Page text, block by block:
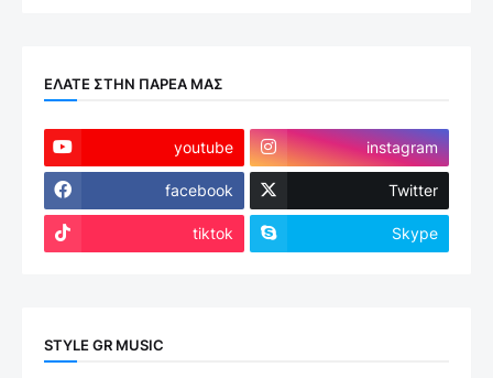
ΕΛΑΤΕ ΣΤΗΝ ΠΑΡΕΑ ΜΑΣ
youtube instagram
facebook Twitter
tiktok Skype
STYLE GR MUSIC